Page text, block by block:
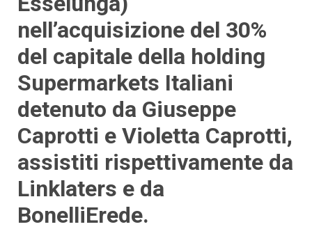
nell’acquisizione del 30%
del capitale della holding
Supermarkets Italiani
detenuto da Giuseppe
Caprotti e Violetta Caprotti,
assistiti rispettivamente da
Linklaters e da
BonelliErede.